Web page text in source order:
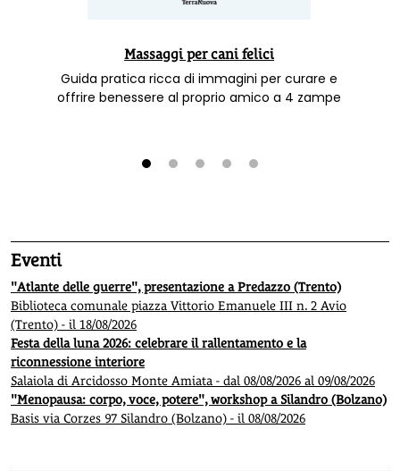
Massaggi per cani felici
Guida pratica ricca di immagini per curare e
offrire benessere al proprio amico a 4 zampe
Eventi
"Atlante delle guerre", presentazione a Predazzo (Trento)
Biblioteca comunale piazza Vittorio Emanuele III n. 2 Avio
(Trento) - il 18/08/2026
Festa della luna 2026: celebrare il rallentamento e la
riconnessione interiore
Salaiola di Arcidosso Monte Amiata - dal 08/08/2026 al 09/08/2026
"Menopausa: corpo, voce, potere", workshop a Silandro (Bolzano)
Basis via Corzes 97 Silandro (Bolzano) - il 08/08/2026